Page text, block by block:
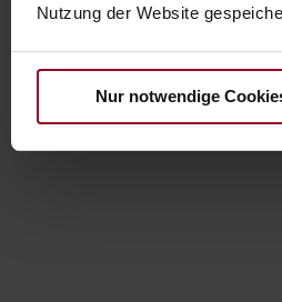
Nutzung der Website
Nur notwendige